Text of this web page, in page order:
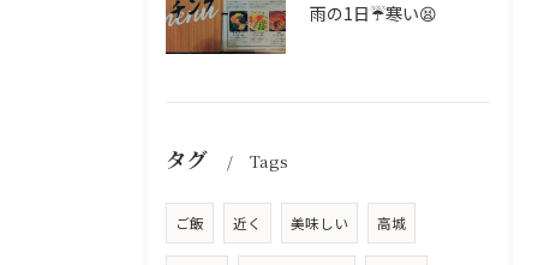
雨の1日☔寒い😫
タグ Tags
ご飯 近く 美味しい 高城